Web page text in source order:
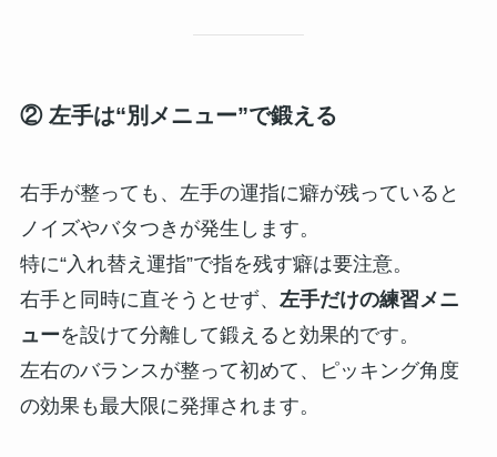
② 左手は“別メニュー”で鍛える
右手が整っても、左手の運指に癖が残っていると
ノイズやバタつきが発生します。
特に“入れ替え運指”で指を残す癖は要注意。
右手と同時に直そうとせず、 左手だけの練習メニ
ューを設けて分離して鍛えると効果的です。
左右のバランスが整って初めて、ピッキング角度
の効果も最大限に発揮されます。